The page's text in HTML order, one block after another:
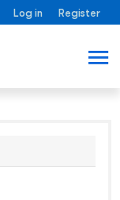
Log in Register